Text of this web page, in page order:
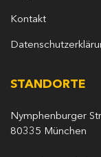
Kontakt
STANDORTE
Nymphenburger
80335 München